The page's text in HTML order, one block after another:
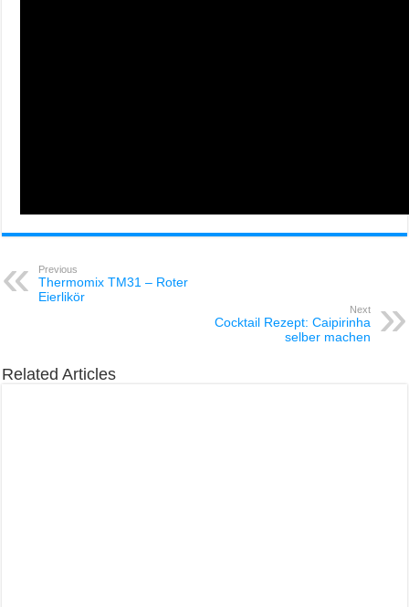
Previous
Thermomix TM31 – Roter
Eierlikör
Next
Cocktail Rezept: Caipirinha
selber machen
Related Articles